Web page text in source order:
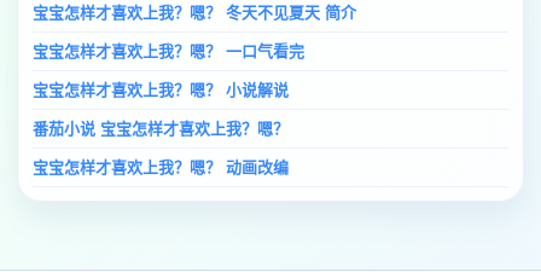
宝宝怎样才喜欢上我？嗯？ 冬天不见夏天 简介
宝宝怎样才喜欢上我？嗯？ 一口气看完
宝宝怎样才喜欢上我？嗯？ 小说解说
番茄小说 宝宝怎样才喜欢上我？嗯？
宝宝怎样才喜欢上我？嗯？ 动画改编